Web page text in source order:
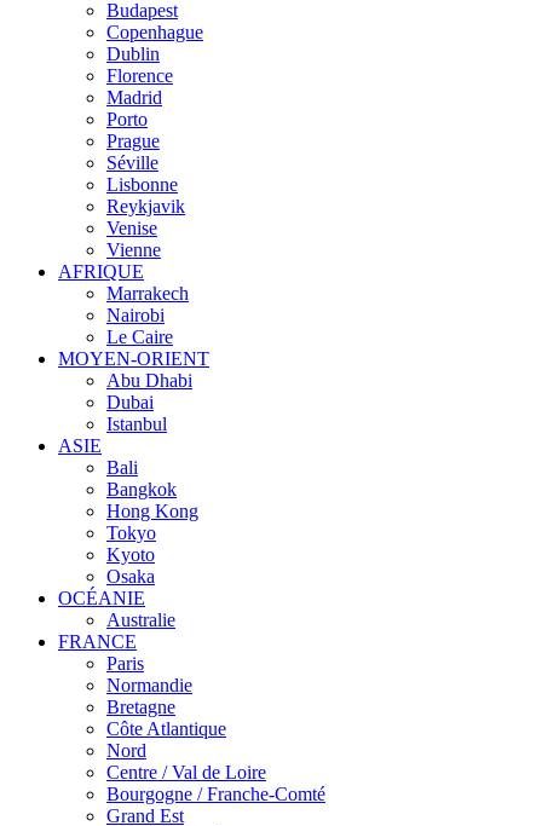
Budapest
Copenhague
Dublin
Florence
Madrid
Porto
Prague
Séville
Lisbonne
Reykjavik
Venise
Vienne
AFRIQUE
Marrakech
Nairobi
Le Caire
MOYEN-ORIENT
Abu Dhabi
Dubai
Istanbul
ASIE
Bali
Bangkok
Hong Kong
Tokyo
Kyoto
Osaka
OCÉANIE
Australie
FRANCE
Paris
Normandie
Bretagne
Côte Atlantique
Nord
Centre / Val de Loire
Bourgogne / Franche-Comté
Grand Est